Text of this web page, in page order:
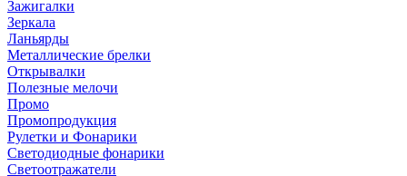
Зажигалки
Зеркала
Ланьярды
Металлические брелки
Открывалки
Полезные мелочи
Промо
Промопродукция
Рулетки и Фонарики
Светодиодные фонарики
Светоотражатели